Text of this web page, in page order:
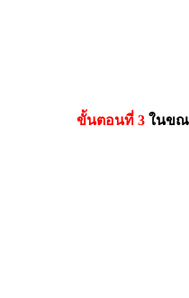
ขั้นตอนที่ 3 ในขณ